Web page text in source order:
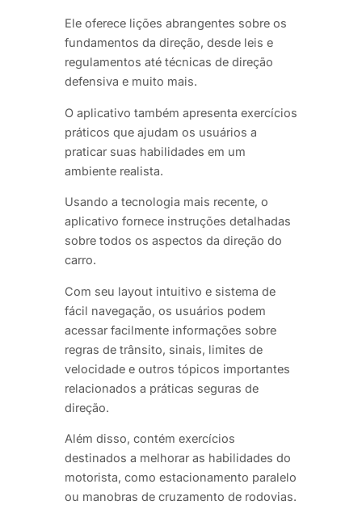
Ele oferece lições abrangentes sobre os
fundamentos da direção, desde leis e
regulamentos até técnicas de direção
defensiva e muito mais.
O aplicativo também apresenta exercícios
práticos que ajudam os usuários a
praticar suas habilidades em um
ambiente realista.
Usando a tecnologia mais recente, o
aplicativo fornece instruções detalhadas
sobre todos os aspectos da direção do
carro.
Com seu layout intuitivo e sistema de
fácil navegação, os usuários podem
acessar facilmente informações sobre
regras de trânsito, sinais, limites de
velocidade e outros tópicos importantes
relacionados a práticas seguras de
direção.
Além disso, contém exercícios
destinados a melhorar as habilidades do
motorista, como estacionamento paralelo
ou manobras de cruzamento de rodovias.